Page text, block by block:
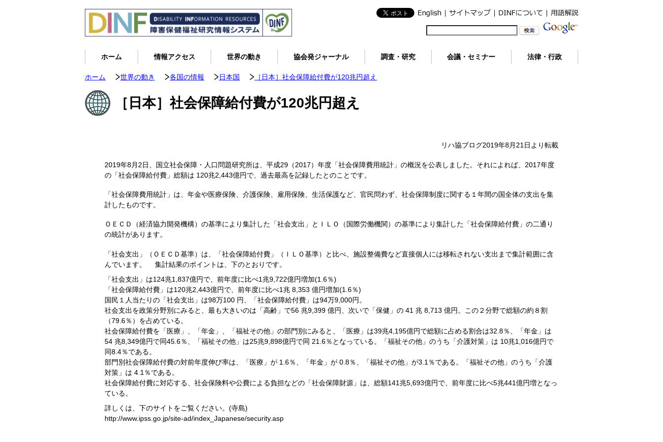
ホーム 情報アクセス 世界の動き 協会発ジャーナル 調査・研究 会議・セミナー 法律・行政
ホーム 世界の動き 各国の情報 日本国 ［日本］社会保障給付費が120兆円超え
［日本］社会保障給付費が120兆円超え
リハ協ブログ2019年8月21日より転載
2019年8月2日、国立社会保障・人口問題研究所は、平成29（2017）年度「社会保障費用統計」の概況を公表しました。それによれば、2017年度
の「社会保障給付費」総額は 120兆2,443億円で、過去最高を記録したとのことです。
「社会保障費用統計」は、年金や医療保険、介護保険、雇用保険、生活保護など、官民問わず、社会保障制度に関する１年間の国全体の支出を集
計したものです。
ＯＥＣＤ（経済協力開発機構）の基準により集計した「社会支出」とＩＬＯ（国際労働機関）の基準により集計した「社会保障給付費」の二通り
の統計があります。
「社会支出」（ＯＥＣＤ基準）は、「社会保障給付費」（ＩＬＯ基準）と比べ、施設整備費など直接個人には移転されない支出まで集計範囲に含
んでいます。 集計結果のポイントは、下のとおりです。
「社会支出」は124兆1,837億円で、前年度に比べ1兆9,722億円増加(1.6％)
「社会保障給付費」は120兆2,443億円で、前年度に比べ1兆 8,353 億円増加(1.6％)
国民１人当たりの「社会支出」は98万100 円、「社会保障給付費」は94万9,000円。
社会支出を政策分野別にみると、最も大きいのは「高齢」で56 兆9,399 億円、次いで「保健」の 41 兆 8,713 億円。この２分野で総額の約８割
（79.6％）を占めている。
社会保障給付費を「医療」、「年金」、「福祉その他」の部門別にみると、「医療」は39兆4,195億円で総額に占める割合は32.8％、「年金」は
54 兆8,349億円で同45.6％、「福祉その他」は25兆9,898億円で同 21.6％となっている。「福祉その他」のうち「介護対策」は 10兆1,016億円で
同8.4％である。
部門別社会保障給付費の対前年度伸び率は、「医療」が 1.6％、「年金」が 0.8％、「福祉その他」が3.1％である。「福祉その他」のうち「介護
対策」は 4.1％である。
社会保障給付費に対応する、社会保険料や公費による負担などの「社会保障財源」は、総額141兆5,693億円で、前年度に比べ5兆441億円増となっ
ている。
詳しくは、下のサイトをご覧ください。(寺島)
http://www.ipss.go.jp/site-ad/index_Japanese/security.asp